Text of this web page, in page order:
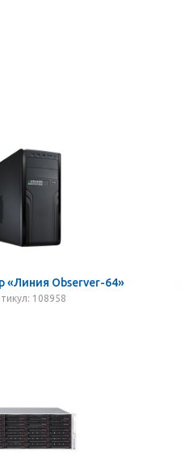
«Линия Observer-64»
108958